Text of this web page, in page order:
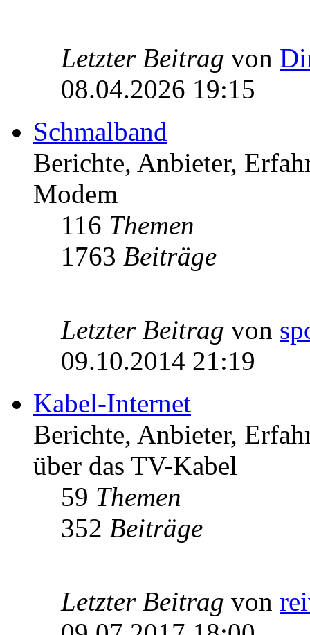
Letzter Beitrag von
08.04.2026 19:15
Schmalband
Berichte, Anbieter,
Modem
116 Themen
1763 Beiträge
Letzter Beitrag von
09.10.2014 21:19
Kabel-Internet
Berichte, Anbieter,
über das TV-Kabel
59 Themen
352 Beiträge
Letzter Beitrag von